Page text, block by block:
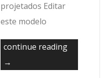
projetados Editar
este modelo
continue reading
→